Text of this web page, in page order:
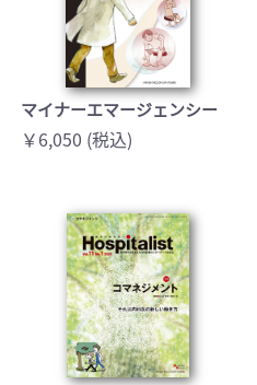
マイナーエマージェンシー
￥6,050 (税込)